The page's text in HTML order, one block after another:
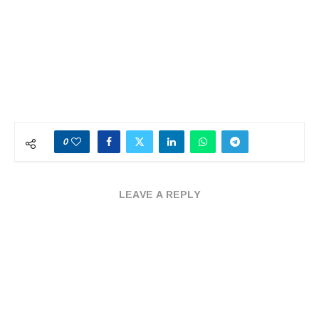
0
LEAVE A REPLY